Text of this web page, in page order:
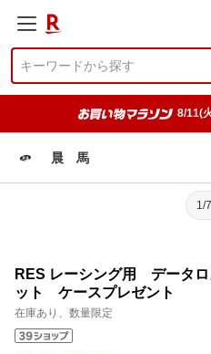
8/11(
晨 馬
1/7
RES レーシング用 データ
ット ケースプレゼント
在庫あり、数量限定